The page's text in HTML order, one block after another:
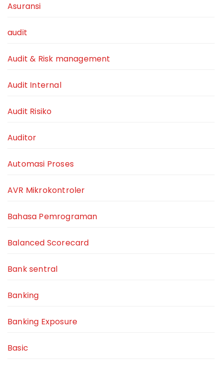
Asuransi
audit
Audit & Risk management
Audit Internal
Audit Risiko
Auditor
Automasi Proses
AVR Mikrokontroler
Bahasa Pemrograman
Balanced Scorecard
Bank sentral
Banking
Banking Exposure
Basic